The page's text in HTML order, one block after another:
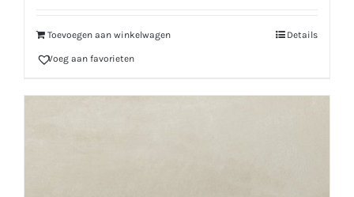
Toevoegen aan winkelwagen Details
Voeg aan favorieten